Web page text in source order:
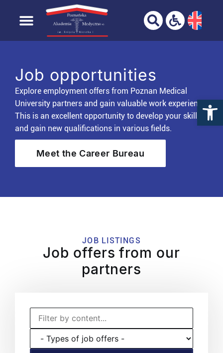
Skip to
YOUR BROWSER IS NOT FULLY SUPPORTED!
Home page Graduate Job offers
Job opportunities
Explore employment offers from Poznan Medical
University partners and gain valuable work experience.
This is an excellent opportunity to develop your skills
and gain new qualifications in various fields.
Meet the Career Bureau
JOB LISTINGS
Job offers from our
partners